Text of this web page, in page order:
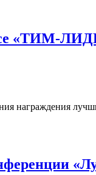
«ТИМ-
награждения